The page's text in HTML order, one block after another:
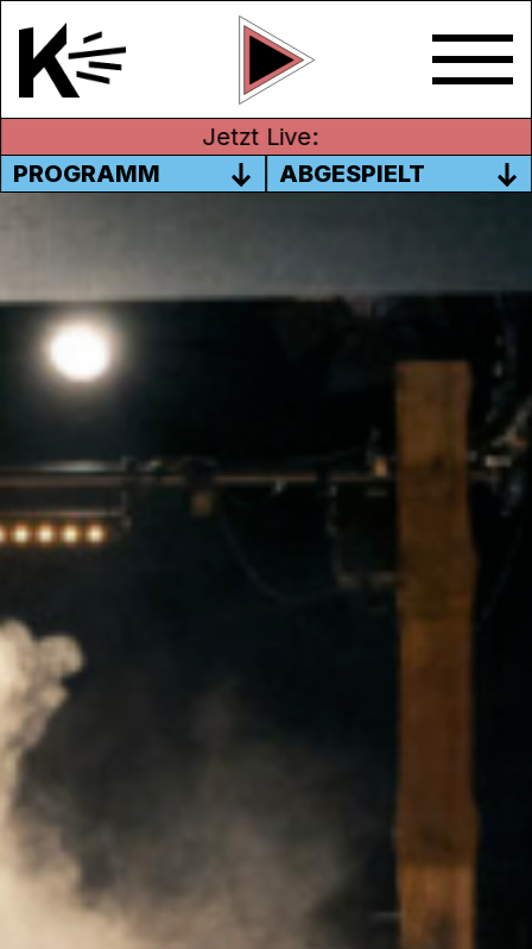
Jetzt Live:
PROGRAMM
ABGESPIELT
„ECOSYSTEM“
Am 20. und 21. November erwartet uns ein
neues Musiktheater, das von der
zusammengestellt wurde.
Dieses Künstler*innenkollektiv hat sich zum
Ziel gesetzt, afrikanische, insbesondere
kongolesische, Stimmen in unser Leben
hier in der Schweiz einzubeziehen. Mit
interkontinentalen Dialog.
Das Besondere an „Ecosystem“ ist, dass die
Musiker*innen auf der Bühne von
Musiker*innen aus der Mbuti-Gemeinschaft
das? Die Group50:50-Crew ist in das
Kongobecken gereist und hat Videos vom
traditionellen Instrumentenspiel gemacht
und diese Aufnahmen werden hinter die
Live-Musiker*innen gebeamt. Mit der Musik